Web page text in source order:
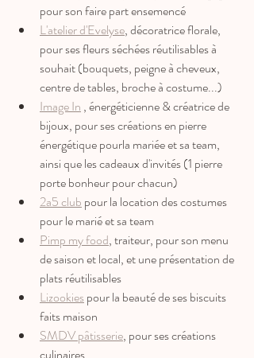
pour son faire part ensemencé
L'atelier d'Evelyse, décoratrice florale,
pour ses fleurs séchées réutilisables à
souhait (bouquets, peigne à cheveux,
centre de tables, broche à costume...)
Image In , énergéticienne & créatrice de
bijoux, pour ses créations en pierre
énergétique pourla mariée et sa team,
ainsi que les cadeaux d'invités (1 pierre
porte bonheur pour chacun)
2a5 club pour la location des costumes
pour le marié et sa team
Pimp my food, traiteur, pour son menu
de saison et local, et une présentation de
plats réutilisables
Lizookies pour la beauté de ses biscuits
faits maison
SMDV pâtisserie, pour ses créations